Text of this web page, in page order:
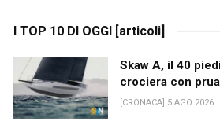
I TOP 10 DI OGGI [articoli]
Skaw A, il 40
crociera con
[CRONACA] 5 AGO 2026